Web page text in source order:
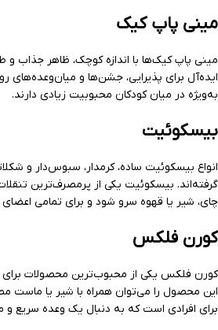
مینی پاپ کیک
مینی پاپ کیک‌ها با اندازه کوچک، ظاهر جذاب و
ایده‌آل برای پذیرایی، جشن‌ها و میان‌وعده‌های
به‌ویژه در میان کودکان محبوبیت زیادی دارند.
بیسکوئیت
انواع بیسکوئیت ساده، کرمدار، سبوس‌دار و
گرفته‌اند. بیسکوئیت یکی از پرمصرف‌ترین
چای، شیر یا قهوه سرو شود و برای تمامی
کورن فلکس
کورن فلکس یکی از محبوب‌ترین محصولات
این محصول را می‌توان همراه با شیر یا ماست
برای افرادی است که به دنبال یک وعده سریع